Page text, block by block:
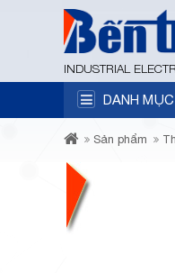
INDUSTRIAL
DANH
Sản phẩm